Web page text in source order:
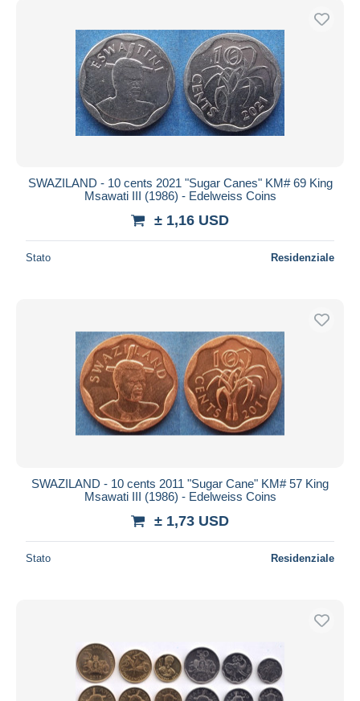
SWAZILAND - 10 cents 2021 "Sugar Canes" KM# 69 King
Msawati III (1986) - Edelweiss Coins
± 1,16 USD
Stato Residenziale
SWAZILAND - 10 cents 2011 "Sugar Cane" KM# 57 King
Msawati III (1986) - Edelweiss Coins
± 1,73 USD
Stato Residenziale